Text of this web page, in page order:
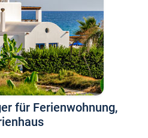
für Ferienwohnung,